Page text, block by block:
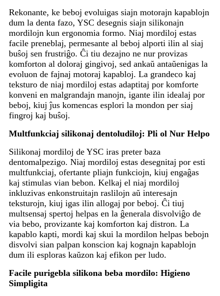
Rekonante, ke beboj evoluigas siajn motorajn kapablojn
dum la denta fazo, YSC desegnis siajn silikonajn
mordilojn kun ergonomia formo. Niaj mordiloj estas
facile preneblaj, permesante al beboj alporti ilin al siaj
buŝoj sen frustriĝo. Ĉi tiu dezajno ne nur provizas
komforton al doloraj gingivoj, sed ankaŭ antaŭenigas la
evoluon de fajnaj motoraj kapabloj. La grandeco kaj
teksturo de niaj mordiloj estas adaptitaj por komforte
konveni en malgrandajn manojn, igante ilin idealaj por
beboj, kiuj ĵus komencas esplori la mondon per siaj
fingroj kaj buŝoj.
Multfunkciaj silikonaj dentoludiloj: Pli ol Nur Helpo
Silikonaj mordiloj de YSC iras preter baza
dentomalpezigo. Niaj mordiloj estas desegnitaj por esti
multfunkciaj, ofertante pliajn funkciojn, kiuj engaĝas
kaj stimulas vian bebon. Kelkaj el niaj mordiloj
inkluzivas enkonstruitajn raslilojn aŭ interesajn
teksturojn, kiuj igas ilin allogaj por beboj. Ĉi tiuj
multsensaj spertoj helpas en la ĝenerala disvolviĝo de
via bebo, provizante kaj komforton kaj distron. La
kapablo kapti, mordi kaj skui la mordilon helpas bebojn
disvolvi sian palpan konscion kaj kognajn kapablojn
dum ili esploras kaŭzon kaj efikon per ludo.
Facile purigebla silikona beba mordilo: Higieno
Simpligita